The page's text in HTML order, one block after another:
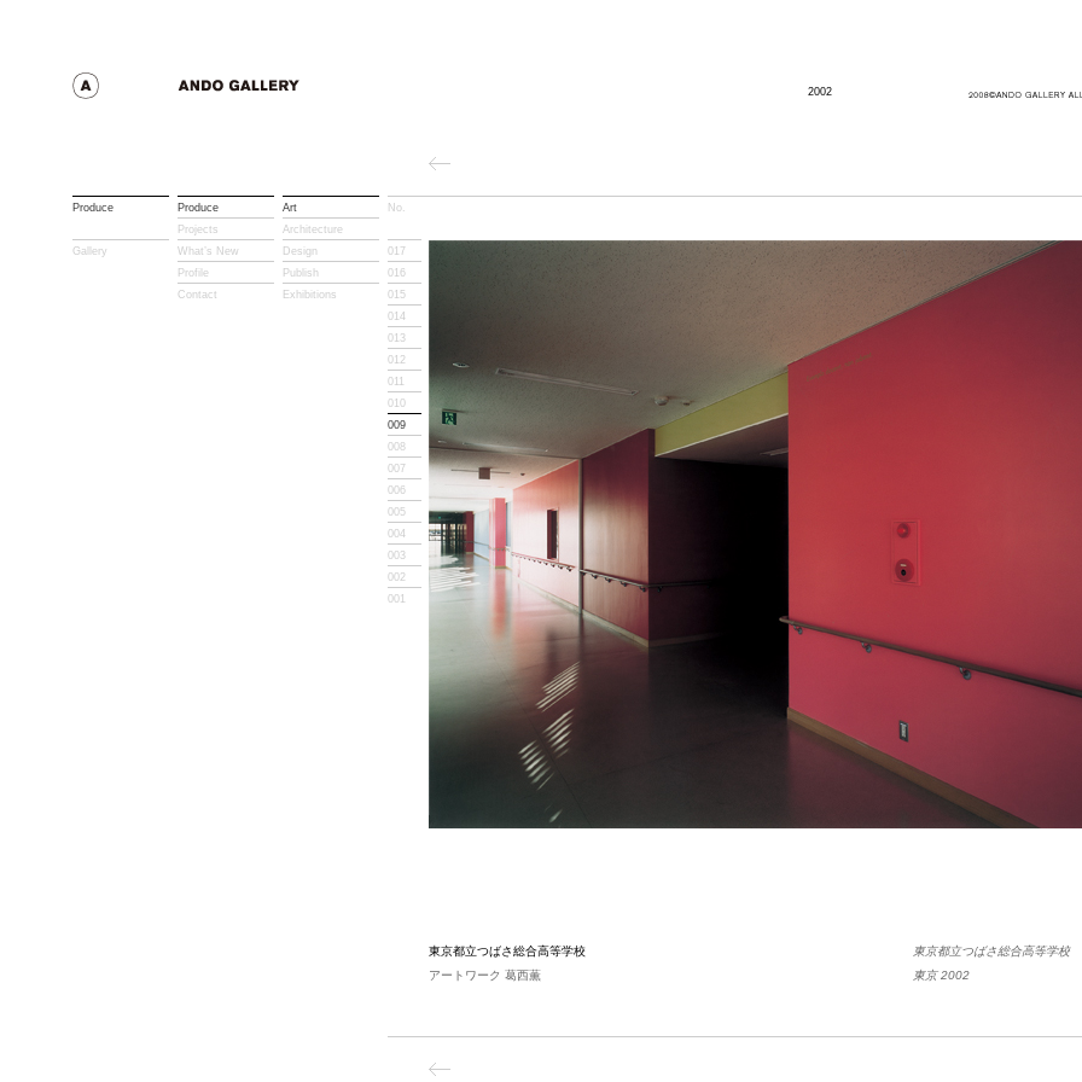
2002
Produce
Gallery
Produce
Projects
What’s New
Profile
Contact
Art
Architecture
Design
Publish
Exhibitions
No.
017
016
015
014
013
012
011
010
009
008
007
006
005
004
003
002
001
東京都立つばさ総合高等学校
アートワーク 葛西薫
東京都立つばさ総合高等学校
東京 2002